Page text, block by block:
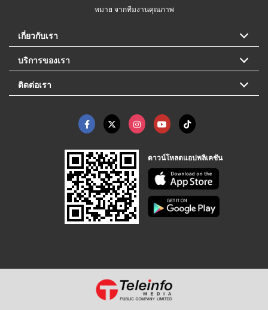
หมาย จากทีมงานคุณภาพ
เกี่ยวกับเรา
บริการของเรา
ติดต่อเรา
ดาวน์โหลดแอปพลิเคชัน